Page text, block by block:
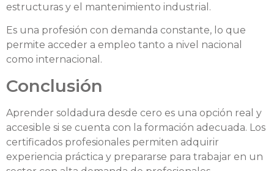
estructuras y el mantenimiento industrial.
Es una profesión con demanda constante, lo que
permite acceder a empleo tanto a nivel nacional
como internacional.
Conclusión
Aprender soldadura desde cero es una opción real y
accesible si se cuenta con la formación adecuada. Los
certificados profesionales permiten adquirir
experiencia práctica y prepararse para trabajar en un